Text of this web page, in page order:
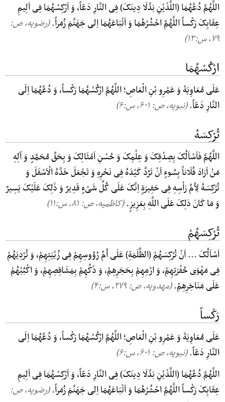
اللَّهُمَّ دُعَّهُمَا (اللَّذَیْنِ بَدَّلَا دِینَکَ) فِی النَّارِ دَعّاً، وَ اَرْکِسْهُمَا فِی اَلِیمِ
عِقَابِکَ رَکْساً اللَّهُمَّ احْشُرْهُمَا وَ اَتْبَاعَهُمَا اِلی جَهَنَّمَ زُمَراً.(رضویه، ص:
۷۹, س:۱۳)
ارْکُسْهُمَا
عَلَی مُعَاوِیَةَ وَ عَمْرِو بْنِ الْعَاصِ؛ اللَّهُمَّ ارْکُسْهُمَا رَکْساً، وَ دُعَّهُمَا اِلَی
النَّارِ دَعّاً.(نبویه، ص: ۶۰۱, س:۶)
تُرْکِسَهُ
اللَّهُمَّ فَاَسْاَلُکَ بِصِدْقِکَ وَ عِلْمِکَ وَ حُسْنِ اَمْثَالِکَ وَ بِحَقِّ مُحَمَّدٍ وَ آلِهِ
مَنْ اَرَادَ فُلَاناً بِسُوءٍ اَنْ تَرُدَّ کَیْدَهُ فِی نَحْرِهِ وَ تَجْعَلَ خَدَّهُ الْاَسْفَلَ وَ
تُرْکِسَهُ لِاُمِّ رَاْسِهِ فِی حَفِیرَةٍ اِنَّکَ عَلَی کُلِّ شَیْءٍ قَدِیرٌ وَ ذَلِکَ عَلَیْکَ یَسِیرٌ
وَ مَا کَانَ ذلِکَ عَلَی اللَّهِ بِعَزِیزٍ.(کاظمیه، ص: ۸۱, س:۱۱)
تُرْکِسَهُمْ
اَسْاَلُکَ ... اَنْ تُرْکِسَهُمْ (الظَّلَمَةِ) عَلَی اُمِّ رُوُوسِهِمْ فِی زُبْیَتِهِمْ، وَ تُرْدِیَهُمْ
فِی مَهْوَی حُفْرَتِهِمْ، وَ ارْمِهِمْ بِحَجَرِهِمْ، وَ ذَکِّهِمْ بِمَشَاقِصِهِمْ، وَ اکْبُبْهُمْ
عَلَی مَنَاخِرِهِمْ.(مهدویه، ص: ۲۷۹, س:۴)
رَکْساً
عَلَی مُعَاوِیَةَ وَ عَمْرِو بْنِ الْعَاصِ؛ اللَّهُمَّ ارْکُسْهُمَا رَکْساً، وَ دُعَّهُمَا اِلَی
النَّارِ دَعّاً.(نبویه، ص: ۶۰۱, س:۶)
اللَّهُمَّ دُعَّهُمَا (اللَّذَیْنِ بَدَّلَا دِینَکَ) فِی النَّارِ دَعّاً، وَ اَرْکِسْهُمَا فِی اَلِیمِ
عِقَابِکَ رَکْساً اللَّهُمَّ احْشُرْهُمَا وَ اَتْبَاعَهُمَا اِلی جَهَنَّمَ زُمَراً.(رضویه، ص: